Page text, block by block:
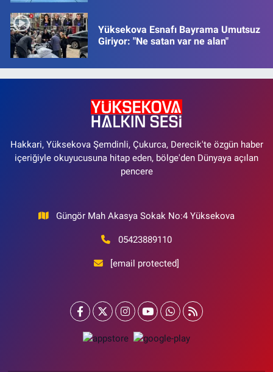
Yüksekova Esnafı Bayrama Umutsuz
Giriyor: "Ne satan var ne alan"
Hakkari, Yüksekova Şemdinli, Çukurca, Derecik'te özgün haber
içeriğiyle okuyucusuna hitap eden, bölge'den Dünyaya açılan
pencere
Güngör Mah Akasya Sokak No:4 Yüksekova
05423889110
[email protected]